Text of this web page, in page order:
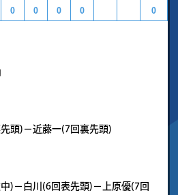
0 0 0 0 0
頭)－近藤一(7回裏先頭)
)－白川(6回表先頭)－上原優(7回